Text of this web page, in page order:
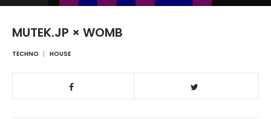
MUTEK.JP × WOMB
TECHNO HOUSE